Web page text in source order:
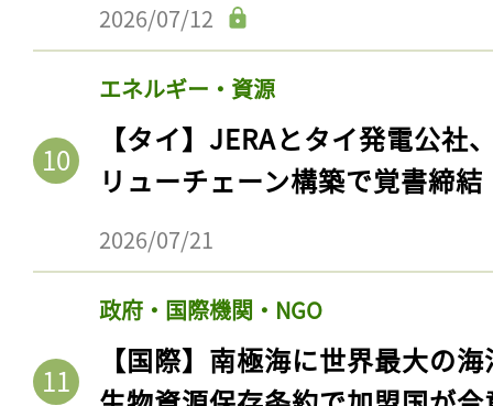
2026/07/12
エネルギー・資源
【タイ】JERAとタイ発電公社
リューチェーン構築で覚書締結
2026/07/21
政府・国際機関・NGO
【国際】南極海に世界最大の